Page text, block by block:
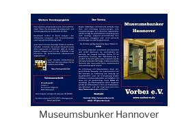
Museumsbunker Hannover